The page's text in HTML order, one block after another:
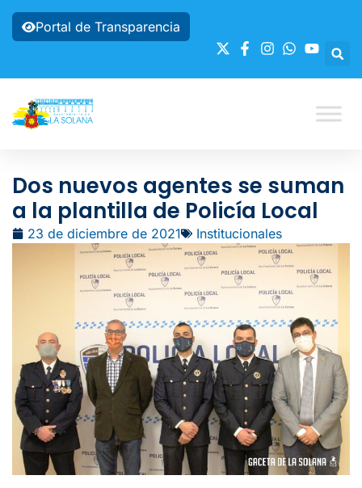
Portal de Transparencia
Dos nuevos agentes se suman
a la plantilla de Policía Local
23 de diciembre de 2021 Institucionales